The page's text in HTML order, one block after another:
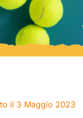
il 3 Maggio 2023